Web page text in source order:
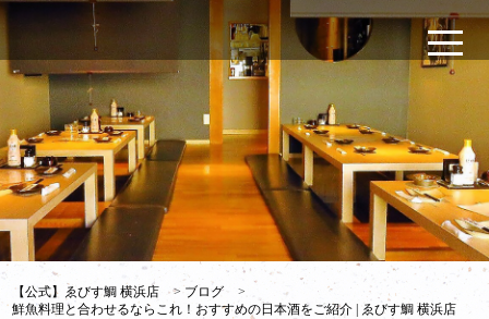
【公式】ゑびす鯛 横浜店 > ブログ
>
鮮魚料理と合わせるならこれ！おすすめの日本酒をご紹介 | ゑびす鯛 横浜店